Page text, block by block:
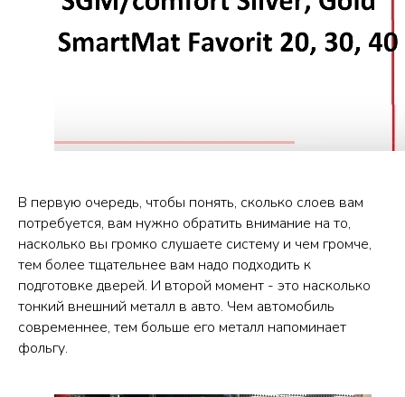
В первую очередь, чтобы понять, сколько слоев вам
потребуется, вам нужно обратить внимание на то,
насколько вы громко слушаете систему и чем громче,
тем более тщательнее вам надо подходить к
подготовке дверей. И второй момент - это насколько
тонкий внешний металл в авто. Чем автомобиль
современнее, тем больше его металл напоминает
фольгу.